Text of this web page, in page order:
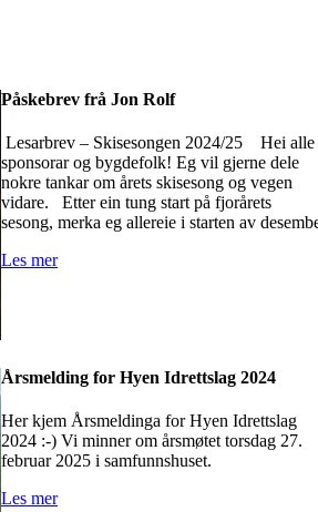
Påskebrev frå Jon Rolf
Lesarbrev – Skisesongen 2024/25 Hei alle
sponsorar og bygdefolk! Eg vil gjerne dele
nokre tankar om årets skisesong og vegen
vidare. Etter ein tung start på fjorårets
sesong, merka eg allereie i starten av
Les mer
Årsmelding for Hyen Idrettslag 2024
Her kjem Årsmeldinga for Hyen Idrettslag
2024 :-) Vi minner om årsmøtet torsdag 27.
februar 2025 i samfunnshuset.
Les mer